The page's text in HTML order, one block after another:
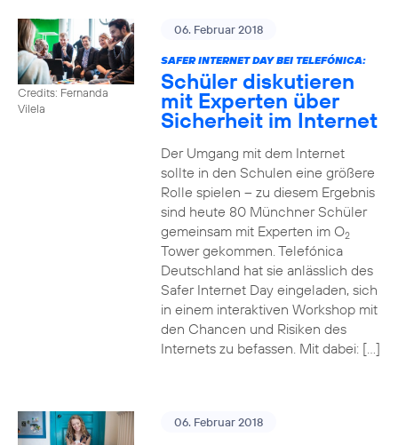
Credits: Fernanda
Vilela
06. Februar 2018
SAFER INTERNET DAY BEI TELEFÓNICA:
Schüler diskutieren
mit Experten über
Sicherheit im Internet
Der Umgang mit dem Internet
sollte in den Schulen eine größere
Rolle spielen – zu diesem Ergebnis
sind heute 80 Münchner Schüler
gemeinsam mit Experten im O2
Tower gekommen. Telefónica
Deutschland hat sie anlässlich des
Safer Internet Day eingeladen, sich
in einem interaktiven Workshop mit
den Chancen und Risiken des
Internets zu befassen. Mit dabei: […]
06. Februar 2018